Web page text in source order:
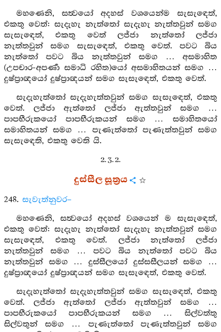
මහණෙනි, සත්‍වයෝ අදහස් වශයෙන්ම සැසැඳෙත්,
එකතු වෙත්: සැදැහැ නැත්තෝ සැදැහැ නැත්තවුන් සමග
සැසැඳෙත්, එකතු වෙත් ලජ්ජා නැත්තෝ ලජ්ජා
නැත්තවුන් සමග සැසැඳෙත්, එකතු වෙත්. පවට බිය
නැත්තෝ පවට බිය නැත්තවුන් සමග … අසමාහිත
(උපචාර-අපර්‍ණා සමාධි රහිත)යෝ අසමාහිතයන් සමග …
දුෂ්ප්‍රාඥයෝ දුෂ්ප්‍රාඥයන් සමග සැසැඳෙත්, එකතු වෙත්.
සැදැහැත්තෝ සැදැහැත්තවුන් සමග සැසැඳෙත්, එකතු
වෙත්. ලජ්ජා ඇත්තෝ ලජ්ජා ඇත්තවුන් සමග …
පාපභීරුකයෝ පාපභීරුකයන් සමග … සමාහිතයෝ
සමාහිතයන් සමග … පැණැත්තෝ පැණැත්තවුන් සමග
සැසැඳෙති, එකතු වෙති යි.
2. 3. 2.
දුස්සීල සූත්‍රය
248. සැවැත්නුවර–
මහණෙනි, සත්‍වයෝ අදහස් වශයෙන් ම සැසැඳෙත්,
එකතු වෙත්: සැදැහැ නැත්තෝ සැදැහැ නැත්තවුන් සමග
සැසැඳෙත්, එකතු වෙත්. ලජ්ජා නැත්තෝ ලජ්ජා
නැත්තවුන් සමග … පවට බිය නැත්තෝ පවට බිය
නැත්තවුන් සමග … දුස්සීලයෝ දුස්සසීලයන් සමග …
දුෂ්ප්‍රාඥයෝ දුෂ්ප්‍රාඥයන් සමග සැසැඳෙත්, එකතු වෙත්.
සැදැහැත්තෝ සැදැහැත්තවුන් සමග සැසැඳෙත්, එකතු
වෙත්. ලජ්ජා ඇත්තෝ ලජ්ජා ඇත්තවුන් සමග …
පාපභීරුකයෝ පාපභීරුකයන් සමග … සිල්වත්තු
සිල්වතුන් සමග … පැණැත්තෝ පැණැත්තවුන් සමග